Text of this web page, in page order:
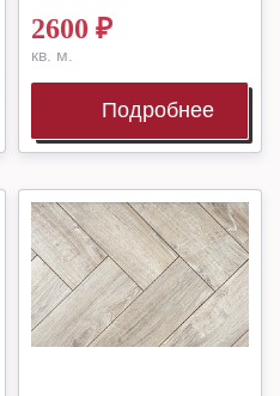
2600 ₽
кв. м.
Подробнее